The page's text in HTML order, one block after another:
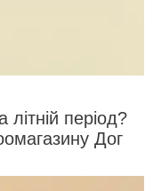
період?
Дог